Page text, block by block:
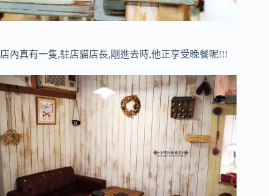
店內真有一隻,駐店貓店長,剛進去時,他正享受晚餐呢!!!